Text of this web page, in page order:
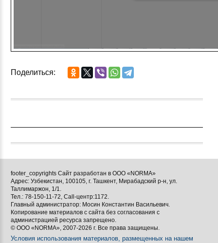
Поделиться:
footer_copyrights Сайт разработан в ООО «NORMA»
Адрес: Узбекистан, 100105, г. Ташкент, Мирабадский р-н, ул.
Таллимаржон, 1/1.
Тел.: 78-150-11-72, Call-центр:1172.
Главный администратор: Мосин Константин Васильевич.
Копирование материалов с сайта без согласования с
администрацией ресурса запрещено.
© ООО «NORMA», 2007-2026 г. Все права защищены.
Условия использования материалов, размещенных на нашем